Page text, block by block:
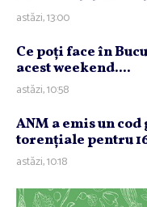
astăzi, 13:00
Ce poţi face în
acest weekend....
astăzi, 10:58
ANM a emis un
torenţiale pentru
astăzi, 10:18